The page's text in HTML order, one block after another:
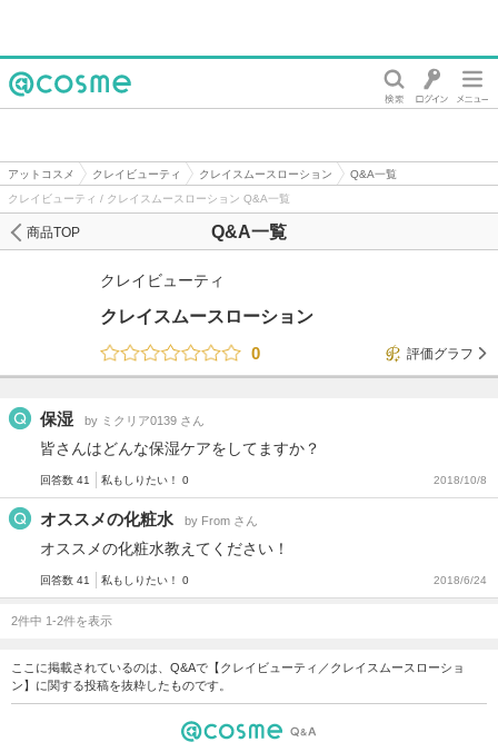
アットコスメ クレイビューティ クレイスムースローション
Q&A一覧
クレイビューティ / クレイスムースローション Q&A一覧
Q&A一覧
商品TOP
クレイビューティ
クレイスムースローション
0
評価グラフ
保湿 by ミクリア0139 さん
皆さんはどんな保湿ケアをしてますか？
回答数 41 私もしりたい！ 0 2018/10/8
オススメの化粧水 by From さん
オススメの化粧水教えてください！
回答数 41 私もしりたい！ 0 2018/6/24
2件中 1-2件を表示
ここに掲載されているのは、Q&Aで【クレイビューティ／クレイスムースローショ
ン】に関する投稿を抜粋したものです。